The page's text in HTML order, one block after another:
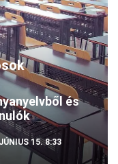
és
15. 8:33